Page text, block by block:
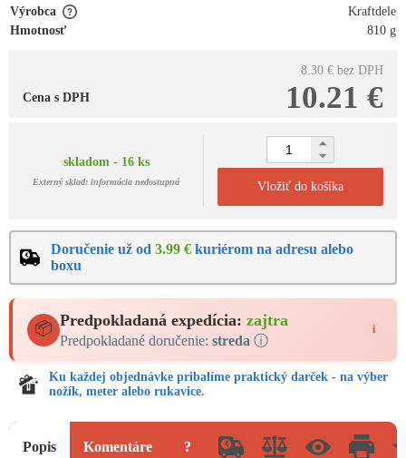
Výrobca
Kraftdele
Hmotnosť
810 g
8.30 € bez DPH
10.21 €
Cena s DPH
skladom - 16 ks
Externý sklad: informácia nedostupná Vložiť do košíka
Doručenie už od 3.99 € kuriérom na adresu alebo
boxu
📦 Predpokladaná expedícia: zajtra
Predpokladané doručenie: streda ⓘ
i
Ku každej objednávke pribalíme praktický darček - na výber
nožík, meter alebo rukavice.
Popis Komentáre ?